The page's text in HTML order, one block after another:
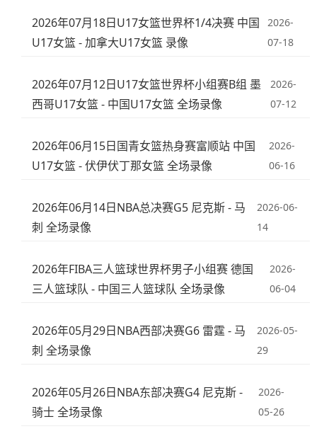
2026年07月18日U17女篮世界杯1/4决赛 中国
U17女篮 - 加拿大U17女篮 录像
2026-
07-18
2026年07月12日U17女篮世界杯小组赛B组 墨
西哥U17女篮 - 中国U17女篮 全场录像
2026-
07-12
2026年06月15日国青女篮热身赛富顺站 中国
U17女篮 - 伏伊伏丁那女篮 全场录像
2026-
06-16
2026年06月14日NBA总决赛G5 尼克斯 - 马
刺 全场录像
2026-06-
14
2026年FIBA三人篮球世界杯男子小组赛 德国
三人篮球队 - 中国三人篮球队 全场录像
2026-
06-04
2026年05月29日NBA西部决赛G6 雷霆 - 马
刺 全场录像
2026-05-
29
2026年05月26日NBA东部决赛G4 尼克斯 -
骑士 全场录像
2026-
05-26